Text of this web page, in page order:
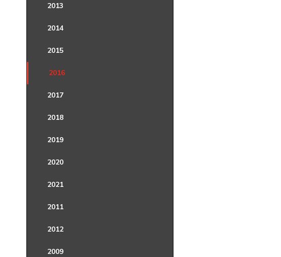
2013
2014
2015
2016
2017
2018
2019
2020
2021
2011
2012
2009